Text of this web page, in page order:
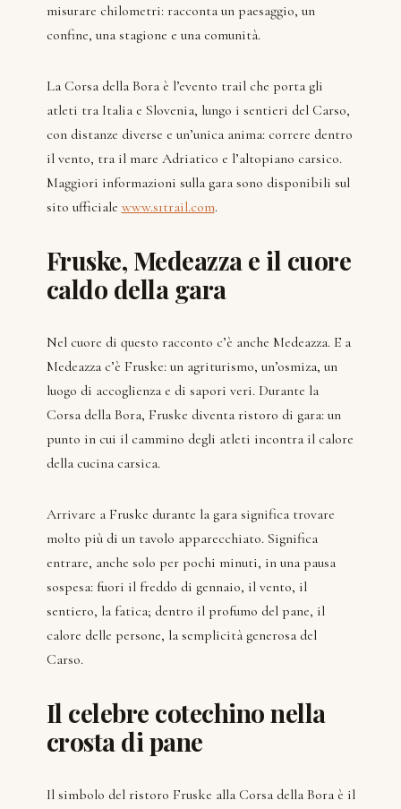
misurare chilometri: racconta un paesaggio, un
confine, una stagione e una comunità.
La Corsa della Bora è l’evento trail che porta gli
atleti tra Italia e Slovenia, lungo i sentieri del Carso,
con distanze diverse e un’unica anima: correre dentro
il vento, tra il mare Adriatico e l’altopiano carsico.
Maggiori informazioni sulla gara sono disponibili sul
sito ufficiale www.s1trail.com.
Fruske, Medeazza e il cuore
caldo della gara
Nel cuore di questo racconto c’è anche Medeazza. E a
Medeazza c’è Fruske: un agriturismo, un’osmiza, un
luogo di accoglienza e di sapori veri. Durante la
Corsa della Bora, Fruske diventa ristoro di gara: un
punto in cui il cammino degli atleti incontra il calore
della cucina carsica.
Arrivare a Fruske durante la gara significa trovare
molto più di un tavolo apparecchiato. Significa
entrare, anche solo per pochi minuti, in una pausa
sospesa: fuori il freddo di gennaio, il vento, il
sentiero, la fatica; dentro il profumo del pane, il
calore delle persone, la semplicità generosa del
Carso.
Il celebre cotechino nella
crosta di pane
Il simbolo del ristoro Fruske alla Corsa della Bora è il